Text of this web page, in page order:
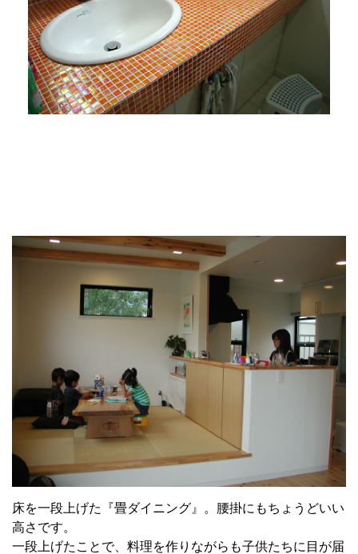
床を一段上げた『畳ダイニング』。腰掛にもちょうどいい
高さです。
一段上げたことで、料理を作りながらも子供たちに目が届